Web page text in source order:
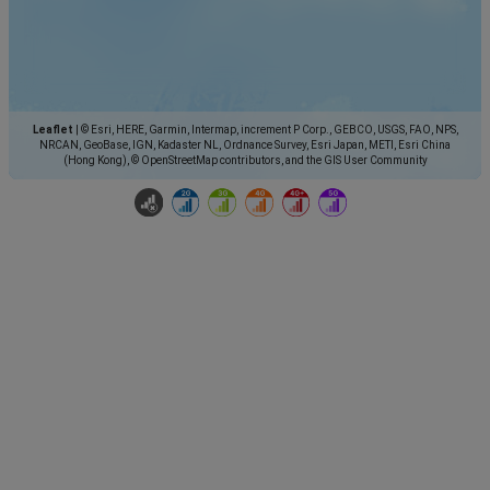
Leaflet
© Esri, HERE, Garmin, Intermap, increment P Corp., GEBCO, USGS, FAO, NPS,
NRCAN, GeoBase, IGN, Kadaster NL, Ordnance Survey, Esri Japan, METI, Esri China
(Hong Kong), © OpenStreetMap contributors, and the GIS User Community